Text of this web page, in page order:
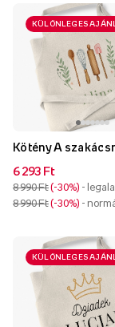
KÜLÖNLEGES
Kötény A
6 293 Ft
8 990 Ft -30% -
8 990 Ft -30% -
KÜLÖNLEGES